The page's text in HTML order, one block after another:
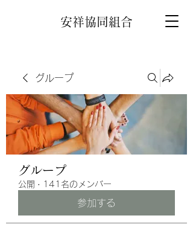
安祥協同組合
グループ
グループ
公開 · 141名のメンバー
参加する